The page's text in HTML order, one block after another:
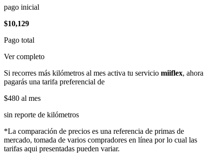
pago inicial
$10,129
Pago total
Ver completo
Si recorres más kilómetros al mes activa tu servicio miiflex, ahora
pagarás una tarifa preferencial de
$480 al mes
sin reporte de kilómetros
*La comparación de precios es una referencia de primas de
mercado, tomada de varios compradores en línea por lo cual las
tarifas aqui presentadas pueden variar.